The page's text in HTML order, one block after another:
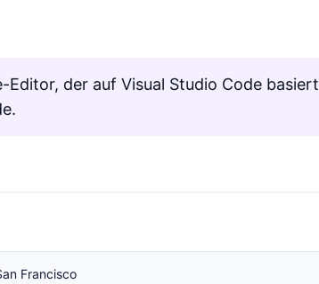
der auf Visual Studio Code basiert
Francisco